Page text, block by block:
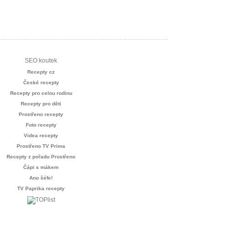
SEO koutek
Recepty cz
České recepty
Recepty pro celou rodinu
Recepty pro děti
Prostřeno recepty
Foto recepty
Videa recepty
Prostřeno TV Prima
Recepty z pořadu Prostřeno
Čápi s mákem
Ano šéfe!
TV Paprika recepty